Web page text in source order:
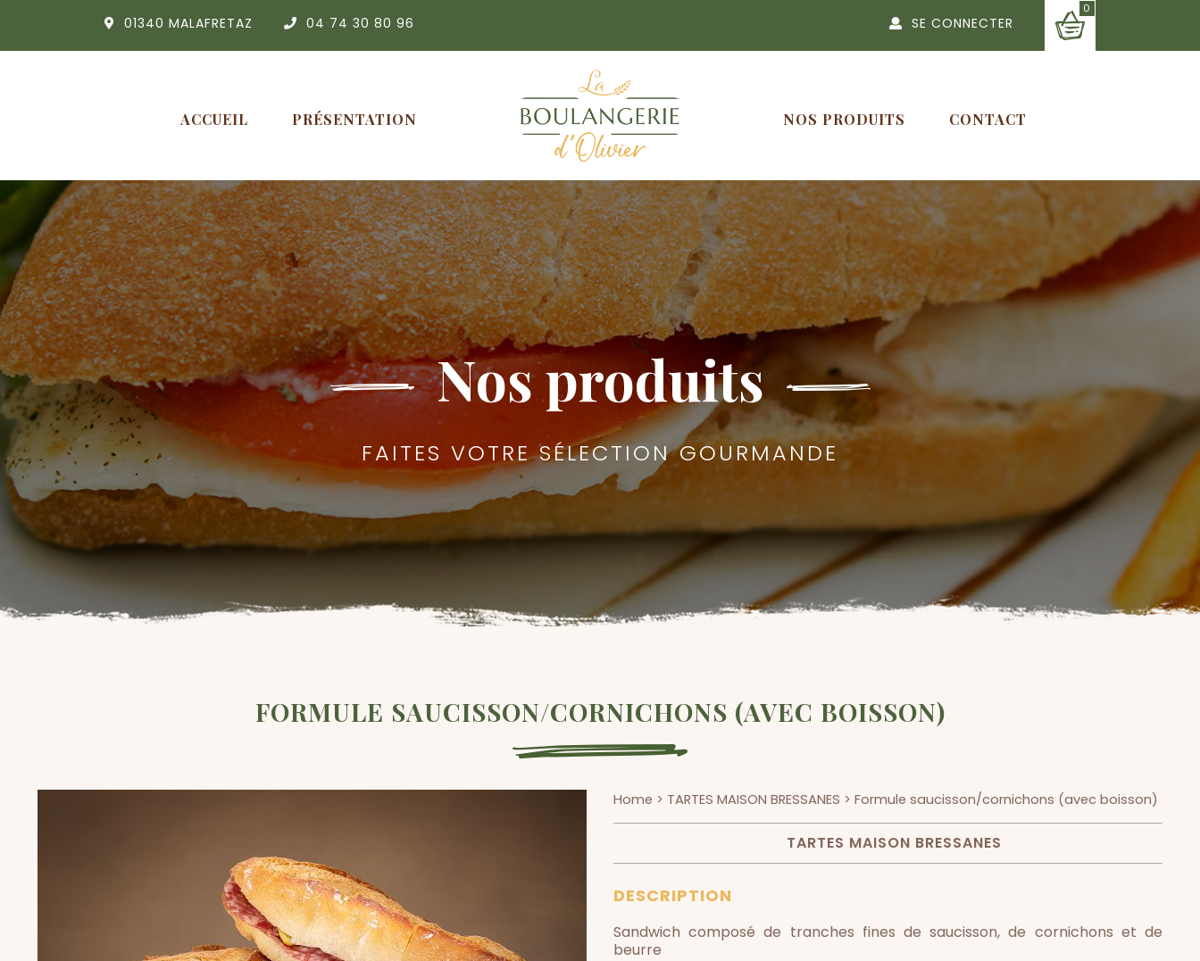
01340 MALAFRETAZ 04 74 30 80 96 SE CONNECTER
0
ACCUEIL PRÉSENTATION NOS PRODUITS CONTACT
Nos produits
FAITES VOTRE SÉLECTION GOURMANDE
FORMULE SAUCISSON/CORNICHONS (AVEC BOISSON)
Home > TARTES MAISON BRESSANES > Formule saucisson/cornichons (avec boisson)
TARTES MAISON BRESSANES
DESCRIPTION
Sandwich composé de tranches fines de saucisson, de cornichons et de
beurre